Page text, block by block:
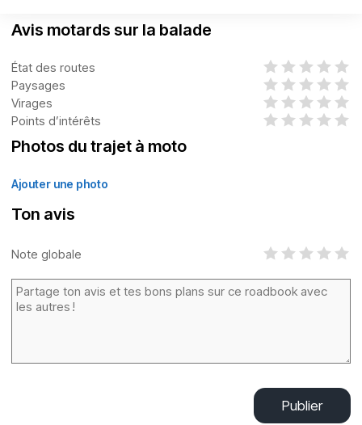
Avis motards sur la balade
État des routes
Paysages
Virages
Points d’intérêts
Photos du trajet à moto
Ajouter une photo
Ton avis
Note globale
Publier